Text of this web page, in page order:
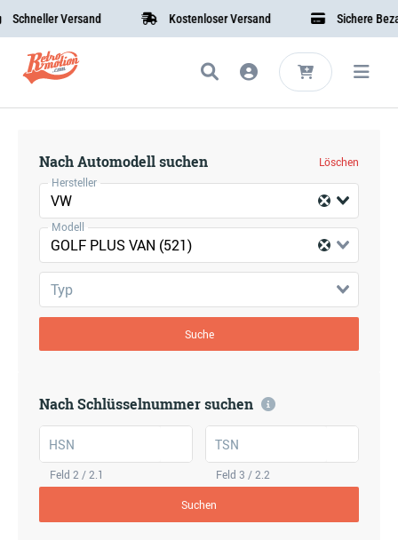
Versand Kostenloser Versand Sichere
Nach Automodell suchen
Löschen
Hersteller
VW
Modell
GOLF PLUS VAN (521)
Typ
Suche
Nach Schlüsselnummer suchen
HSN
Feld 2 / 2.1
TSN
Feld 3 / 2.2
Suchen